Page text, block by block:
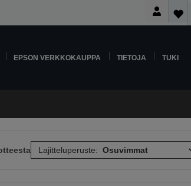
EPSON VERKKOKAUPPA TIETOJA TUKI
Lajitteluperuste: